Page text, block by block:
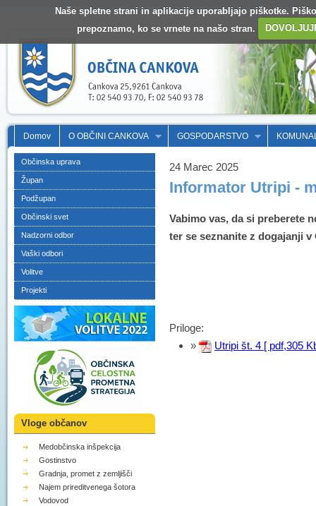
Naše spletne strani in aplikacije uporabljajo piškotke.
prepoznamo, ko se vrnete na našo stran.
Domov O OBČINI CANKOVA GOSPODARSTVO
Občinska uprava
Župan
Podžupan
Občinski svet
Nadzorni odbor
Vaški odbori
Volitve
Projekti
Vloge občanov
Medobčinska inšpekcija
Gostinstvo
Gradnja, promet z zemljišči
Najem prireditvenega šotora
Vodovod
24 Marec 2025
Informator Utripi -
Vabimo vas, da si preberete
ter se seznanite z dogajanji
Priloge:
»
Utripi št. 4 [ pdf,305